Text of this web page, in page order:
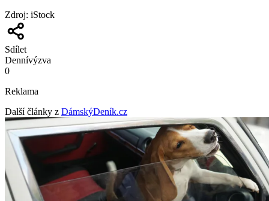
Zdroj: iStock
Sdílet
Dennívýzva
0
Reklama
Další články z DámskýDeník.cz